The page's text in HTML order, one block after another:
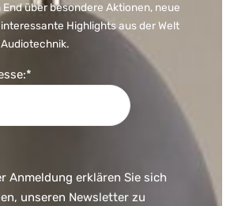
über besondere Aktionen, neue
Highlights aus der Welt
Anmeldung erklären Sie sich
unseren Newsletter zu